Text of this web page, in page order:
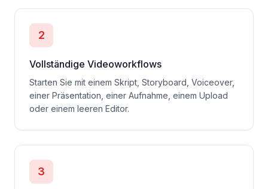
2
Vollständige Videoworkflows
Starten Sie mit einem Skript, Storyboard, Voiceover,
einer Präsentation, einer Aufnahme, einem Upload
oder einem leeren Editor.
3